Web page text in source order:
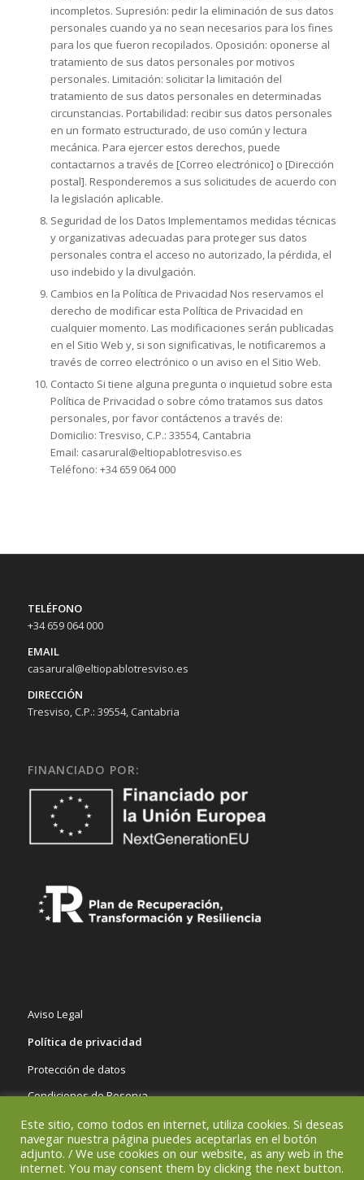
incompletos. Supresión: pedir la eliminación de sus datos
personales cuando ya no sean necesarios para los fines
para los que fueron recopilados. Oposición: oponerse al
tratamiento de sus datos personales por motivos
personales. Limitación: solicitar la limitación del
tratamiento de sus datos personales en determinadas
circunstancias. Portabilidad: recibir sus datos personales
en un formato estructurado, de uso común y lectura
mecánica. Para ejercer estos derechos, puede
contactarnos a través de [Correo electrónico] o [Dirección
postal]. Responderemos a sus solicitudes de acuerdo con
la legislación aplicable.
Seguridad de los Datos Implementamos medidas técnicas
y organizativas adecuadas para proteger sus datos
personales contra el acceso no autorizado, la pérdida, el
uso indebido y la divulgación.
Cambios en la Política de Privacidad Nos reservamos el
derecho de modificar esta Política de Privacidad en
cualquier momento. Las modificaciones serán publicadas
en el Sitio Web y, si son significativas, le notificaremos a
través de correo electrónico o un aviso en el Sitio Web.
Contacto Si tiene alguna pregunta o inquietud sobre esta
Política de Privacidad o sobre cómo tratamos sus datos
personales, por favor contáctenos a través de:
Domicilio: Tresviso, C.P.: 33554, Cantabria
Email: casarural@eltiopablotresviso.es
Teléfono: +34 659 064 000
TELÉFONO
+34 659 064 000
EMAIL
casarural@eltiopablotresviso.es
DIRECCIÓN
Tresviso, C.P.: 39554, Cantabria
FINANCIADO POR:
Aviso Legal
Política de privacidad
Protección de datos
Condiciones de Reserva
Este sitio, como todos en internet, utiliza cookies. Si deseas
navegar nuestra página puedes aceptarlas en el botón
adjunto. / We use cookies on our website, as any web in the
internet. You may consent them by clicking the next button.